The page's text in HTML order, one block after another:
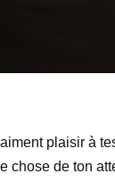
plaisir à
de ton